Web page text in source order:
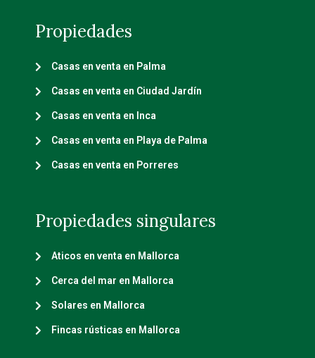
Propiedades
Casas en venta en Palma
Casas en venta en Ciudad Jardín
Casas en venta en Inca
Casas en venta en Playa de Palma
Casas en venta en Porreres
Propiedades singulares
Aticos en venta en Mallorca
Cerca del mar en Mallorca
Solares en Mallorca
Fincas rústicas en Mallorca